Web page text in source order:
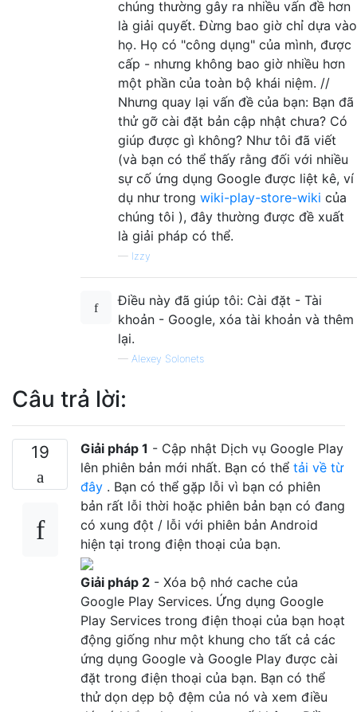
chúng thường gây ra nhiều vấn đề hơn
là giải quyết. Đừng bao giờ chỉ dựa vào
họ. Họ có "công dụng" của mình, được
cấp - nhưng không bao giờ nhiều hơn
một phần của toàn bộ khái niệm. //
Nhưng quay lại vấn đề của bạn: Bạn đã
thử gỡ cài đặt bản cập nhật chưa? Có
giúp được gì không? Như tôi đã viết
(và bạn có thể thấy rằng đối với nhiều
sự cố ứng dụng Google được liệt kê, ví
dụ như trong wiki-play-store-wiki của
chúng tôi ), đây thường được đề xuất
là giải pháp có thể.
— Izzy
Điều này đã giúp tôi: Cài đặt - Tài
khoản - Google, xóa tài khoản và thêm
lại.
— Alexey Solonets
Câu trả lời:
19 Giải pháp 1 - Cập nhật Dịch vụ Google Play
lên phiên bản mới nhất. Bạn có thể tải về từ
đây . Bạn có thể gặp lỗi vì bạn có phiên
bản rất lỗi thời hoặc phiên bản bạn có đang
có xung đột / lỗi với phiên bản Android
hiện tại trong điện thoại của bạn.
Giải pháp 2 - Xóa bộ nhớ cache của
Google Play Services. Ứng dụng Google
Play Services trong điện thoại của bạn hoạt
động giống như một khung cho tất cả các
ứng dụng Google và Google Play được cài
đặt trong điện thoại của bạn. Bạn có thể
thử dọn dẹp bộ đệm của nó và xem điều